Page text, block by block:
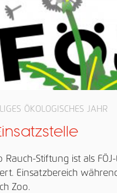
ÖKOLOGISCHES JAHR
Rauch-Stiftung ist als
Einsatzbereich
Zoo.